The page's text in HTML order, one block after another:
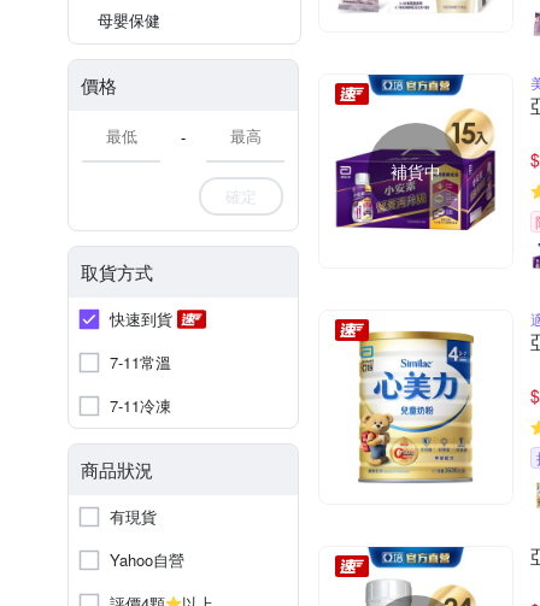
母嬰保健
價格
-
確定
取貨方式
快速到貨
7-11常溫
7-11冷凍
商品狀況
有現貨
Yahoo自營
補貨中 $
$